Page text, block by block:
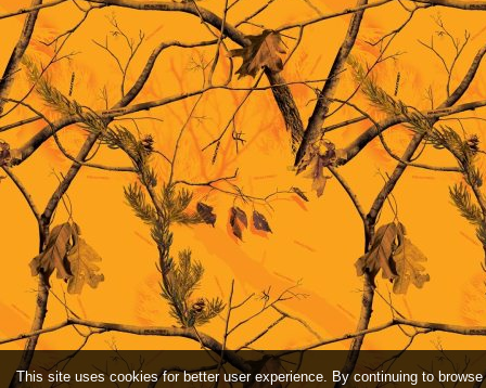
This site uses cookies for better user experience. By continuing to